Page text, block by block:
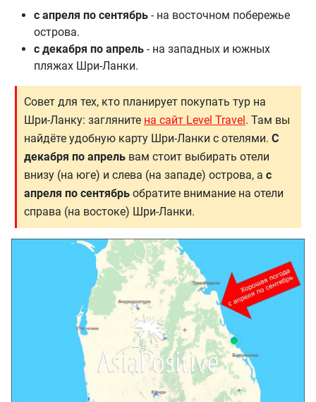
с апреля по сентябрь - на восточном побережье
острова.
с декабря по апрель - на западных и южных
пляжах Шри-Ланки.
Совет для тех, кто планирует покупать тур на
Шри-Ланку: загляните на сайт Level Travel. Там вы
найдёте удобную карту Шри-Ланки с отелями. С
декабря по апрель вам стоит выбирать отели
внизу (на юге) и слева (на западе) острова, а с
апреля по сентябрь обратите внимание на отели
справа (на востоке) Шри-Ланки.